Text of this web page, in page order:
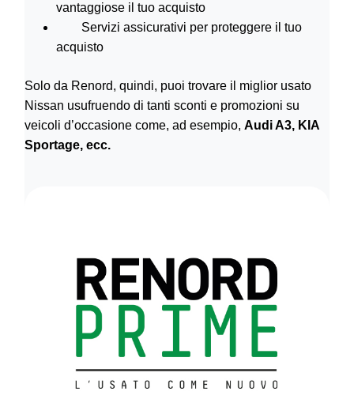
vantaggiose il tuo acquisto
Servizi assicurativi per proteggere il tuo
acquisto
Solo da Renord, quindi, puoi trovare il miglior usato
Nissan usufruendo di tanti sconti e promozioni su
veicoli d’occasione come, ad esempio, Audi A3, KIA
Sportage, ecc.